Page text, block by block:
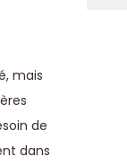
mais
de
dans